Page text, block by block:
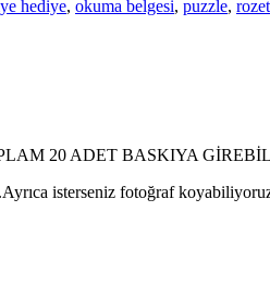
hediye, okuma belgesi, puzzle, rozet
20 ADET BASKIYA
isterseniz fotoğraf